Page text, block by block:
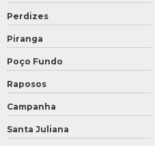
Perdizes
Piranga
Poço Fundo
Raposos
Campanha
Santa Juliana